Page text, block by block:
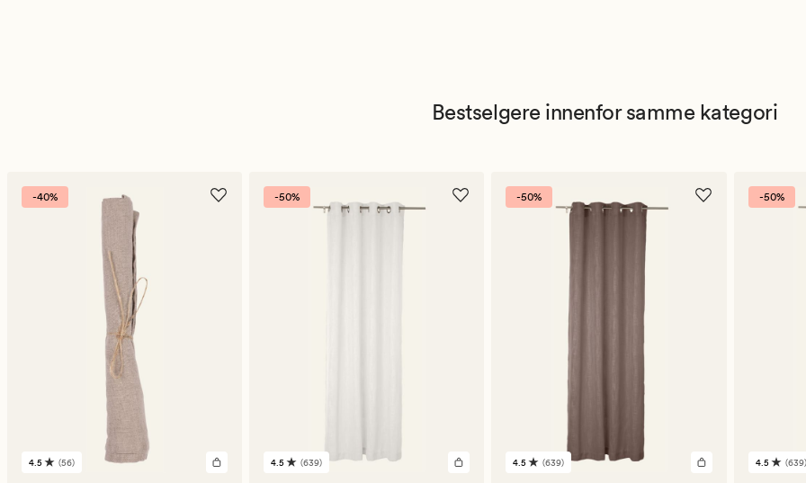
Bestselgere innenfor samme kategori
-40%
56
4.5 (56)
-50%
639
4.5 (639)
-50%
639
4.5 (639)
-50%
639
4.5 (639)